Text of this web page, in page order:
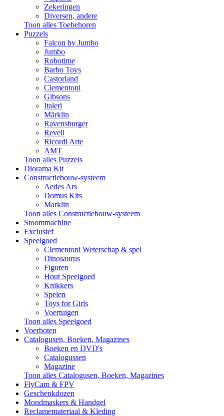
Zekeringen
Diversen, andere
Toon alles Toebehoren
Puzzels
Falcon by Jumbo
Jumbo
Robotime
Barbo Toys
Castorland
Clementoni
Gibsons
Italeri
Märklin
Ravensburger
Revell
Ricordi Arte
AMT
Toon alles Puzzels
Diorama Kit
Constructiebouw-systeem
Aedes Ars
Domus Kits
Marklin
Toon alles Constructiebouw-systeem
Stoommachine
Exclusief
Speelgoed
Clementoni Weterschap & spel
Dinosaurus
Figuren
Hout Speelgoed
Knikkers
Spelen
Toys for Girls
Voertuigen
Toon alles Speelgoed
Voerboten
Catalogusen, Boeken, Magazines
Boeken en DVD's
Catalogussen
Magazine
Toon alles Catalogusen, Boeken, Magazines
FlyCam & FPV
Geschenkdozen
Mondmaskers & Handgel
Reclamemateriaal & Kleding